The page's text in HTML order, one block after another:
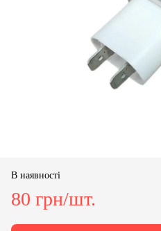
В наявності
80 грн/шт.